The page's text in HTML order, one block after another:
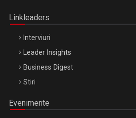
Linkleaders
Interviuri
Leader Insights
Business Digest
Stiri
Evenimente